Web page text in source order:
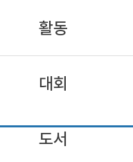
활동
대회
도서